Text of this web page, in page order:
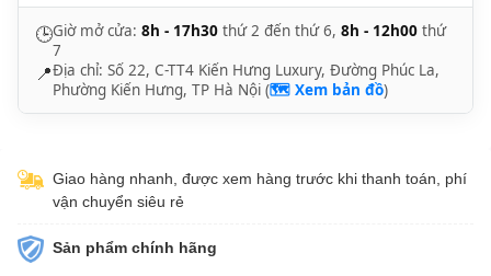
🕒Giờ mở cửa: 8h - 17h30 thứ 2 đến thứ 6, 8h - 12h00 thứ
7
📍Địa chỉ: Số 22, C-TT4 Kiến Hưng Luxury, Đường Phúc La,
Phường Kiến Hưng, TP Hà Nội (🗺️ Xem bản đồ)
Giao hàng nhanh, được xem hàng trước khi thanh toán, phí
vận chuyển siêu rẻ
Sản phẩm chính hãng